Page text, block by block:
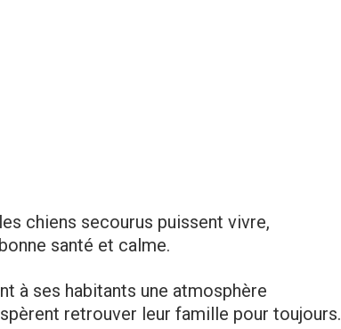
chiens secourus puissent vivre,
santé et calme.
à ses habitants une atmosphère
retrouver leur famille pour toujours.